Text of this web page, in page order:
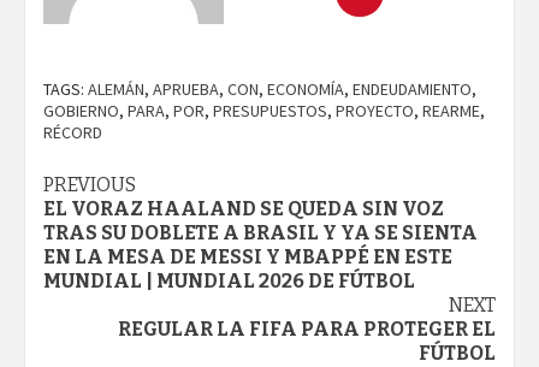
TAGS: ALEMÁN, APRUEBA, CON, ECONOMÍA, ENDEUDAMIENTO,
GOBIERNO, PARA, POR, PRESUPUESTOS, PROYECTO, REARME,
RÉCORD
Continue
Reading
PREVIOUS
EL VORAZ HAALAND SE QUEDA SIN VOZ
TRAS SU DOBLETE A BRASIL Y YA SE SIENTA
EN LA MESA DE MESSI Y MBAPPÉ EN ESTE
MUNDIAL | MUNDIAL 2026 DE FÚTBOL
NEXT
REGULAR LA FIFA PARA PROTEGER EL
FÚTBOL